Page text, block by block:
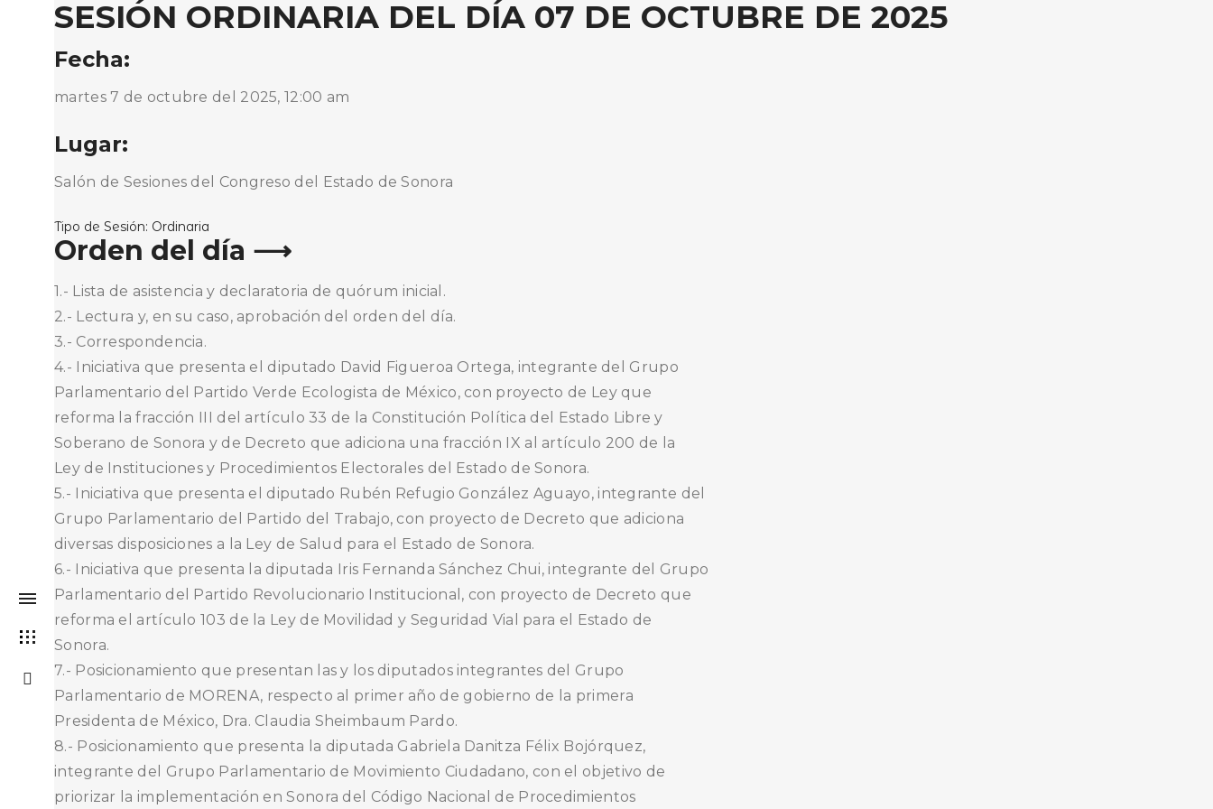
SESIÓN ORDINARIA DEL DÍA 07 DE OCTUBRE DE 2025
Fecha:
martes 7 de octubre del 2025, 12:00 am
Lugar:
Salón de Sesiones del Congreso del Estado de Sonora
Tipo de Sesión: Ordinaria
Orden del día ⟶
1.- Lista de asistencia y declaratoria de quórum inicial.
2.- Lectura y, en su caso, aprobación del orden del día.
3.- Correspondencia.
4.- Iniciativa que presenta el diputado David Figueroa Ortega, integrante del Grupo
Parlamentario del Partido Verde Ecologista de México, con proyecto de Ley que
reforma la fracción III del artículo 33 de la Constitución Política del Estado Libre y
Soberano de Sonora y de Decreto que adiciona una fracción IX al artículo 200 de la
Ley de Instituciones y Procedimientos Electorales del Estado de Sonora.
5.- Iniciativa que presenta el diputado Rubén Refugio González Aguayo, integrante del
Grupo Parlamentario del Partido del Trabajo, con proyecto de Decreto que adiciona
diversas disposiciones a la Ley de Salud para el Estado de Sonora.
6.- Iniciativa que presenta la diputada Iris Fernanda Sánchez Chui, integrante del Grupo
Parlamentario del Partido Revolucionario Institucional, con proyecto de Decreto que
reforma el artículo 103 de la Ley de Movilidad y Seguridad Vial para el Estado de
Sonora.
7.- Posicionamiento que presentan las y los diputados integrantes del Grupo
Parlamentario de MORENA, respecto al primer año de gobierno de la primera
Presidenta de México, Dra. Claudia Sheimbaum Pardo.
8.- Posicionamiento que presenta la diputada Gabriela Danitza Félix Bojórquez,
integrante del Grupo Parlamentario de Movimiento Ciudadano, con el objetivo de
priorizar la implementación en Sonora del Código Nacional de Procedimientos